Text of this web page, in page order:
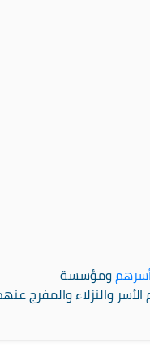
ومؤسسة
والنزلاء والمفرج